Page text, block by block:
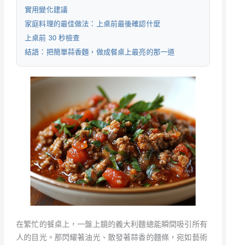
實用變化建議
家庭料理的最佳做法：上桌前最後確認什麼
上桌前 30 秒檢查
結語：把簡單蒜香麵，做成餐桌上最亮的那一道
在繁忙的餐桌上，一盤上鏡的義大利麵總能瞬間吸引所有
人的目光。那閃耀著油光、散發著蒜香的麵條，宛如藝術